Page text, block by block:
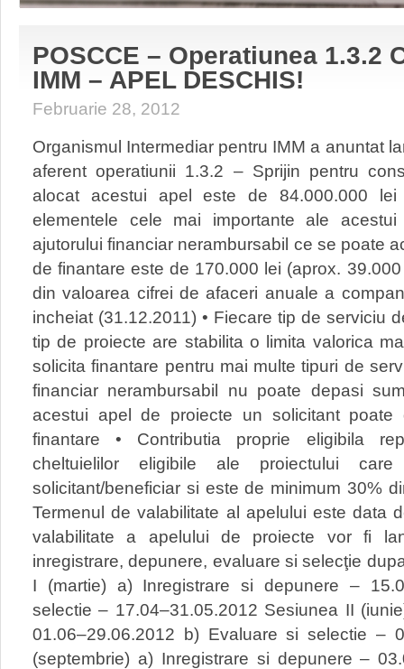
POSCCE – Operatiunea 1.3.2
IMM – APEL DESCHIS!
Februarie 28, 2012
Organismul Intermediar pentru IMM a anuntat
aferent operatiunii 1.3.2 – Sprijin pentru
alocat acestui apel este de 84.000.000
elementele cele mai importante ale
ajutorului financiar nerambursabil ce se poate
de finantare este de 170.000 lei (aprox.
din valoarea cifrei de afaceri anuale a
incheiat (31.12.2011) • Fiecare tip de serviciu
tip de proiecte are stabilita o limita valorica
solicita finantare pentru mai multe tipuri de
financiar nerambursabil nu poate depasi
acestui apel de proiecte un solicitant
finantare • Contributia proprie eligibila
cheltuielilor eligibile ale proiectului
solicitant/beneficiar si este de minimum 30%
Termenul de valabilitate al apelului este data
valabilitate a apelului de proiecte vor fi
inregistrare, depunere, evaluare si selecţie
I (martie) a) Inregistrare si depunere –
selectie – 17.04–31.05.2012 Sesiunea II
01.06–29.06.2012 b) Evaluare si selectie –
(septembrie) a) Inregistrare si depunere –